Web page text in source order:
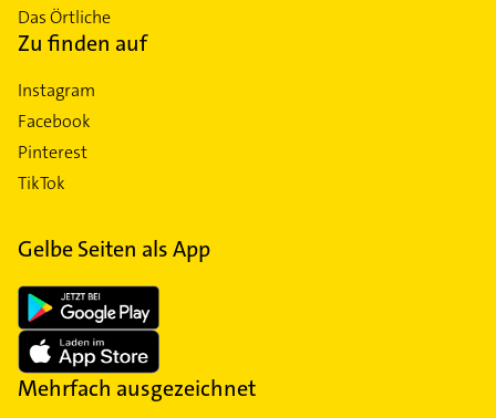
Das Örtliche
Zu finden auf
Instagram
Facebook
Pinterest
TikTok
Gelbe Seiten als App
Mehrfach ausgezeichnet